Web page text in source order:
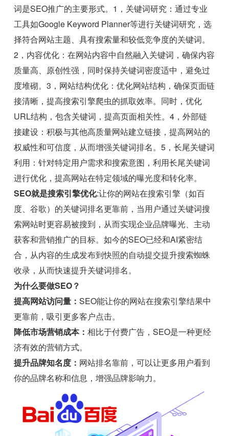
词是SEO推广的主要形式。1，关键词研究：通过专业
工具如Google Keyword Planner等进行关键词研究，选
择符合网站主题、具有搜索量和较低竞争度的关键词。
2，内容优化：在网站内容中自然融入关键词，确保内容
质量高、原创性强，同时保持关键词密度适中，避免过
度堆砌。3，网站结构优化：优化网站结构，确保页面链
接清晰，提高搜索引擎爬虫的抓取效率。同时，优化
URL结构，包含关键词，提高页面相关性。4，外部链
接建设：积极与其他高质量网站建立链接，提高网站的
权威性和可信度，从而增强关键词排名。5，长尾关键词
利用：针对特定用户需求和搜索意图，利用长尾关键词
进行优化，提高网站在特定领域的曝光度和转化率。
SEO就是搜索引擎优化:让你的网站在搜索引擎（如百
度、谷歌）的关键词排名更靠前，当用户通过关键词搜
索网站时更容易被搜到，从而实现企业品牌曝光、主动
获客和营销推广的目标。如今的SEO已经和AI紧密结
合，从内容的生成发布到快照的自动提交提升搜索蜘蛛
收录，从而快速提升关键词排名。
为什么要做SEO？
提高网站访问量：SEO能让你的网站在搜索引擎结果中
更靠前，吸引更多客户点击。
降低市场营销成本：相比于付费广告，SEO是一种更经
济有效的营销方式。
提升品牌知名度： 网站排名靠前，可以让更多用户看到
你的品牌名称和信息，增强品牌影响力。